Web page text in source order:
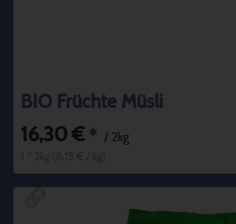
BIO Früchte Müsli
16,30 € * / 2kg